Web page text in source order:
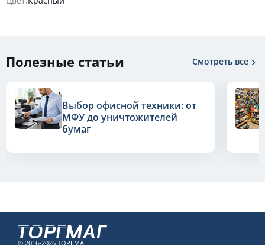
Полезные статьи Смотреть все
Выбор офисной техники: от
МФУ до уничтожителей
бумаг
© 2016-2026 ТОРГМАГ